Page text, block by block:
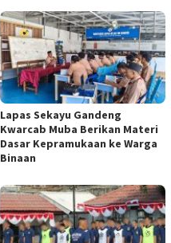
Lapas Sekayu Gandeng
Kwarcab Muba Berikan Materi
Dasar Kepramukaan ke Warga
Binaan